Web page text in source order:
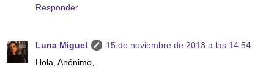
Responder
Luna Miguel
15 de noviembre de 2013 a las 14:54
Hola, Anónimo,